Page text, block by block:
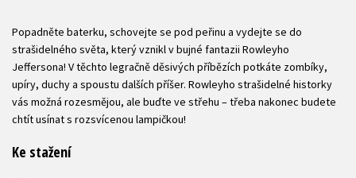
Popadněte baterku, schovejte se pod peřinu a vydejte se do
strašidelného světa, který vznikl v bujné fantazii Rowleyho
Jeffersona! V těchto legračně děsivých příbězích potkáte zombíky,
upíry, duchy a spoustu dalších příšer. Rowleyho strašidelné historky
vás možná rozesmějou, ale buďte ve střehu – třeba nakonec budete
chtít usínat s rozsvícenou lampičkou!
Ke stažení